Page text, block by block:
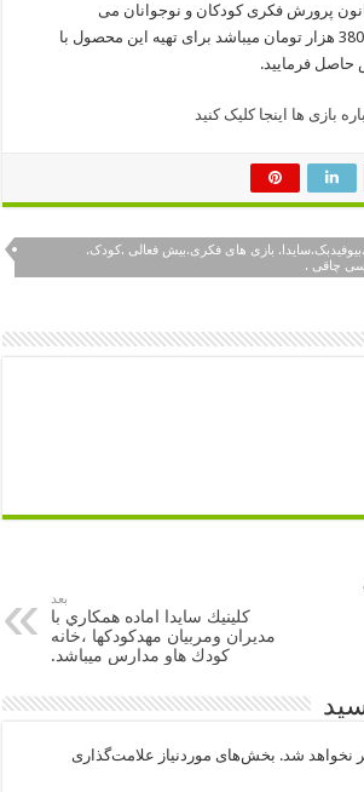
پرورش فکری کودکان و نوجوانان می
باشد.قیمت این بازی 38000 هزار تومان میباشد برای تهیه این محصول با
بازی ها اینجا کلیک کنید
بازی های فکری.بیش فعالی .کودک.
چاقی .
بعد
کلينيك سايدا اماده همكاري با
مديران ومربيان مهدكودكها ،خانه
كودك هاو مدارس ميباشد.
نخواهد شد. بخش‌های موردنیاز علامت‌گذاری